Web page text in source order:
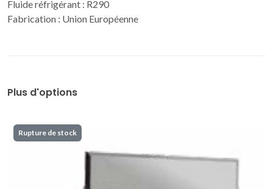
Fluide réfrigérant : R290
Fabrication : Union Européenne
Plus d'options
Rupture de stock